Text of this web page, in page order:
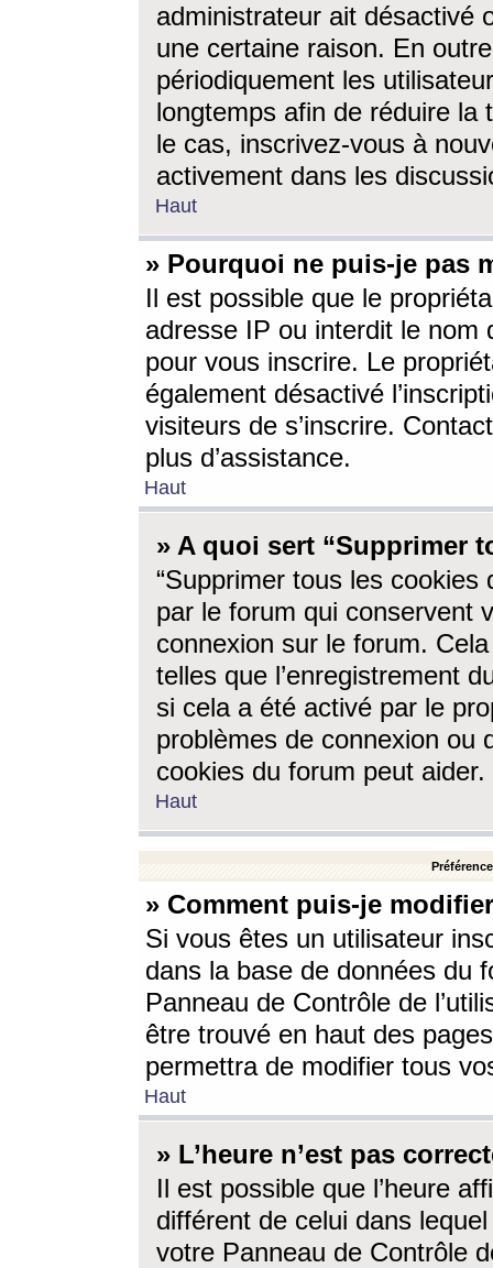
administrateur ait désactivé
une certaine raison. En
périodiquement les
longtemps afin de réduire la
le cas, inscrivez-vous à
activement dans les
Haut
» Pourquoi ne puis-je pas
Il est possible que le
adresse IP ou interdit le nom
pour vous inscrire. Le
également désactivé
visiteurs de s’inscrire.
plus d’assistance.
Haut
» A quoi sert “Supprimer
“Supprimer tous les cookies
par le forum qui conservent
connexion sur le forum.
telles que l’enregistrement
si cela a été activé par le
problèmes de connexion ou
cookies du forum peut aider.
Haut
» Comment puis-je
Si vous êtes un utilisateur
dans la base de données du
Panneau de Contrôle de
être trouvé en haut des
permettra de modifier tous
Haut
» L’heure n’est pas
Il est possible que l’heure
différent de celui dans
votre Panneau de Contrôle